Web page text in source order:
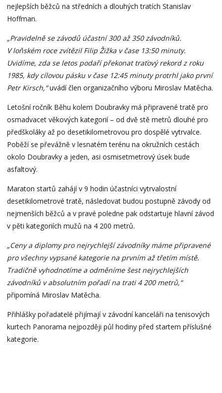
nejlepších běžců na středních a dlouhých tratích Stanislav
Hoffman.
„Pravidelně se závodů účastní 300 až 350 závodníků.
V loňském roce zvítězil Filip Žižka v čase 13:50 minuty.
Uvidíme, zda se letos podaří překonat traťový rekord z roku
1985, kdy cílovou pásku v čase 12:45 minuty protrhl jako první
Petr Kirsch,“uvádí člen organizačního výboru Miroslav Matěcha.
Letošní ročník Běhu kolem Doubravky má připravené tratě pro
osmadvacet věkových kategorií – od dvě stě metrů dlouhé pro
předškoláky až po desetikilometrovou pro dospělé vytrvalce.
Poběží se převážně v lesnatém terénu na okružních cestách
okolo Doubravky a jeden, asi osmisetmetrový úsek bude
asfaltový.
Maraton startů zahájí v 9 hodin účastníci vytrvalostní
desetikilometrové tratě, následovat budou postupně závody od
nejmenších běžců a v pravé poledne pak odstartuje hlavní závod
v pěti kategoriích mužů na 4 200 metrů.
„Ceny a diplomy pro nejrychlejší závodníky máme připravené
pro všechny vypsané kategorie na prvním až třetím místě.
Tradičně vyhodnotíme a odměníme šest nejrychlejších
závodníků v absolutním pořadí na trati 4 200 metrů,“
připomíná Miroslav Matěcha.
Přihlášky pořadatelé přijímají v závodní kanceláři na tenisových
kurtech Panorama nejpozději půl hodiny před startem příslušné
kategorie.